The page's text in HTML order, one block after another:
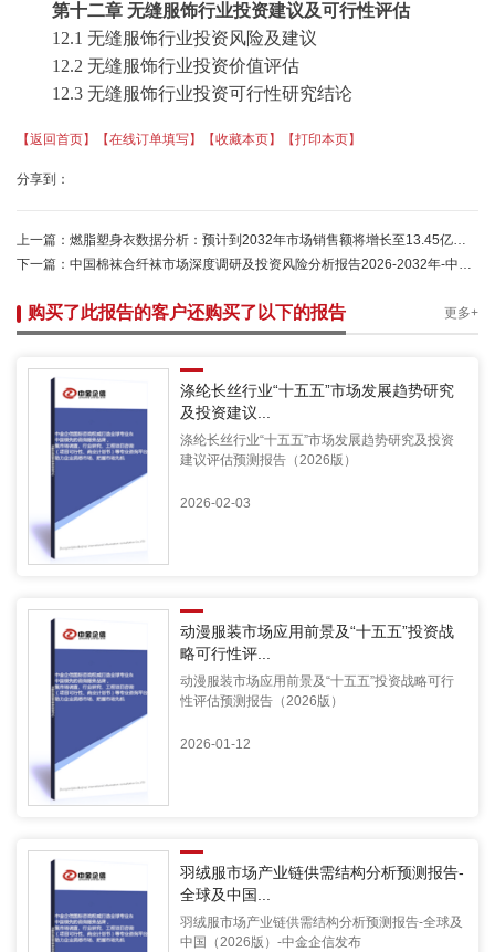
第十二章 无缝服饰行业投资建议及可行性评估
12.1 无缝服饰行业投资风险及建议
12.2 无缝服饰行业投资价值评估
12.3 无缝服饰行业投资可行性研究结论
【返回首页】 【在线订单填写】 【收藏本页】 【打印本页】
分享到：
上一篇： 燃脂塑身衣数据分析：预计到2032年市场销售额将增长至13.45亿美元-中金企信
下一篇： 中国棉袜合纤袜市场深度调研及投资风险分析报告2026-2032年-中金企信发布
购买了此报告的客户还购买了以下的报告 更多+
涤纶长丝行业“十五五”市场发展趋势研究
及投资建议...
涤纶长丝行业“十五五”市场发展趋势研究及投资
建议评估预测报告（2026版）
2026-02-03
动漫服装市场应用前景及“十五五”投资战
略可行性评...
动漫服装市场应用前景及“十五五”投资战略可行
性评估预测报告（2026版）
2026-01-12
羽绒服市场产业链供需结构分析预测报告-
全球及中国...
羽绒服市场产业链供需结构分析预测报告-全球及
中国（2026版）-中金企信发布